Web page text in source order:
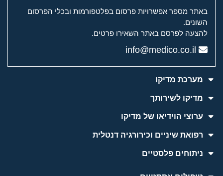
באתר מספר אפשרויות פרסום בפלטפורמות ובכלי הפרסום
השונים.
להצעה לפרסם באתר השאירו פרטים.
info@medico.co.il
מערכת מדיקו
מדיקו לשירותך
ערוצי הוידיאו של מדיקו
רפואת שיניים וכירורגיה דנטלית
ניתוחים פלסטיים